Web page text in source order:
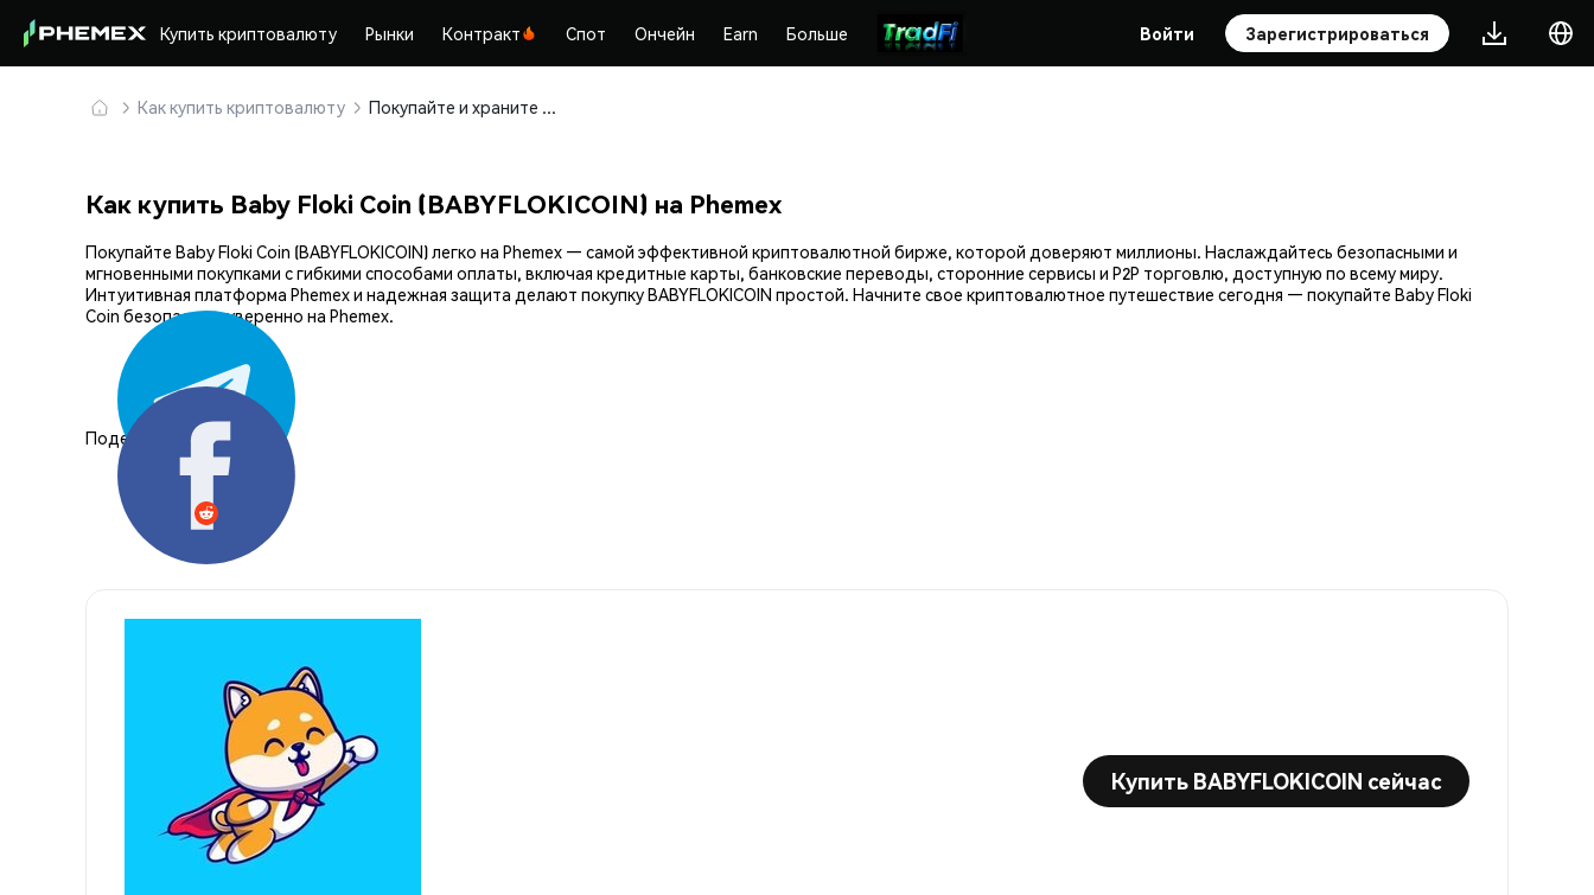
Купить криптовалюту Рынки Контракт Спот Ончейн Earn Больше Войти Зарегистрироваться
Как купить криптовалюту Покупайте и храните Baby Floki Coin (BABYFLOKICOIN) безопасно
Как купить Baby Floki Coin (BABYFLOKICOIN) на Phemex
Покупайте Baby Floki Coin (BABYFLOKICOIN) легко на Phemex — самой эффективной криптовалютной бирже, которой доверяют миллионы. Наслаждайтесь безопасными и
мгновенными покупками с гибкими способами оплаты, включая кредитные карты, банковские переводы, сторонние сервисы и P2P торговлю, доступную по всему миру.
Интуитивная платформа Phemex и надежная защита делают покупку BABYFLOKICOIN простой. Начните свое криптовалютное путешествие сегодня — покупайте Baby Floki
Coin безопасно и уверенно на Phemex.
Поделиться:
Купить BABYFLOKICOIN сейчас